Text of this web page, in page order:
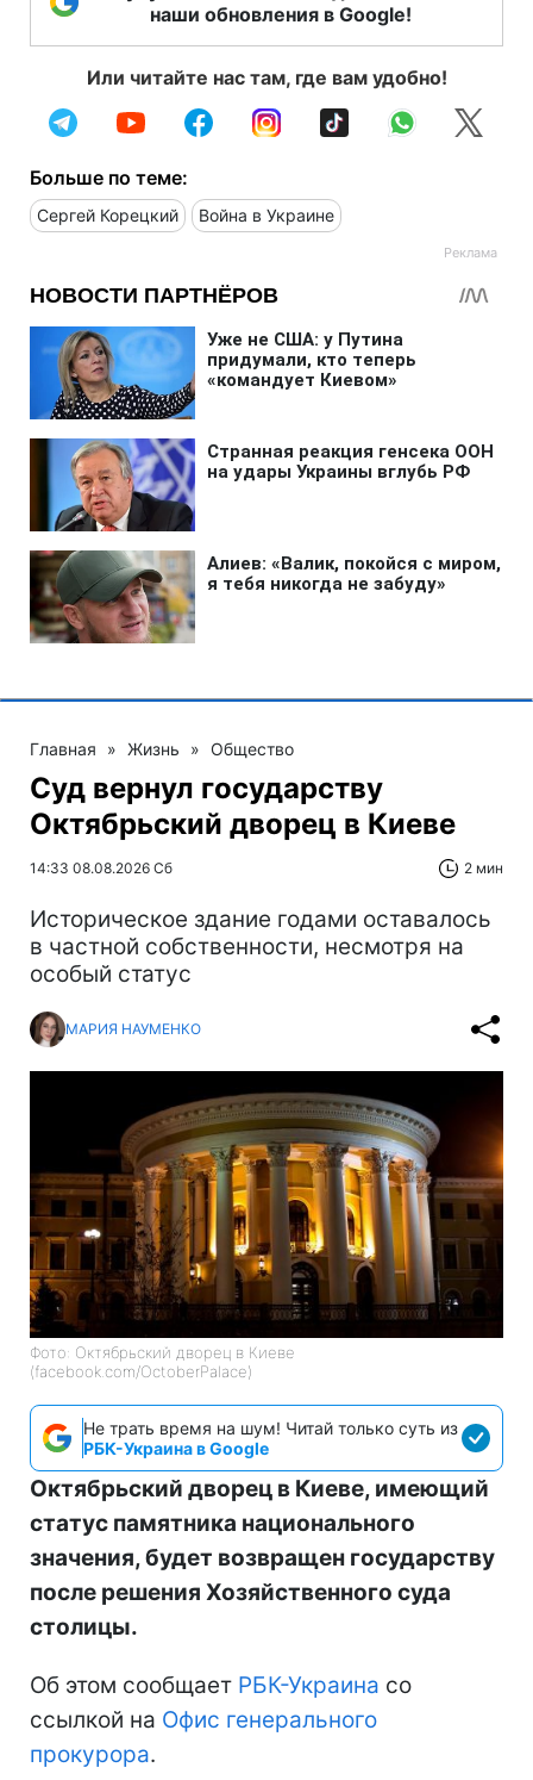
наши обновления в Google!
Или читайте нас там, где вам удобно!
Больше по теме:
Сергей Корецкий Война в Украине
Главная » Жизнь » Общество
Суд вернул государству
Октябрьский дворец в Киеве
14:33 08.08.2026 Сб 2 мин
Историческое здание годами оставалось
в частной собственности, несмотря на
особый статус
МАРИЯ НАУМЕНКО
Фото: Октябрьский дворец в Киеве
(facebook.com/OctoberPalace)
Не трать время на шум! Читай только суть из
РБК-Украина в Google
Октябрьский дворец в Киеве, имеющий
статус памятника национального
значения, будет возвращен государству
после решения Хозяйственного суда
столицы.
Об этом сообщает РБК-Украина со
ссылкой на Офис генерального
прокурора.